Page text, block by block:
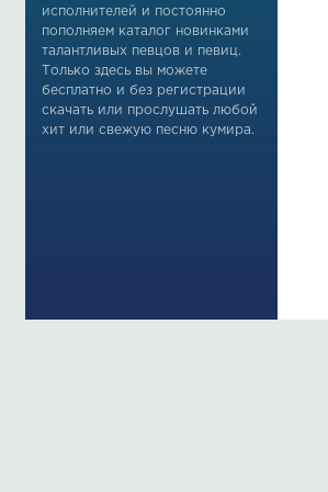
исполнителей и постоянно
пополняем каталог новинками
талантливых певцов и певиц.
Только здесь вы можете
бесплатно и без регистрации
скачать или прослушать любой
хит или свежую песню кумира.